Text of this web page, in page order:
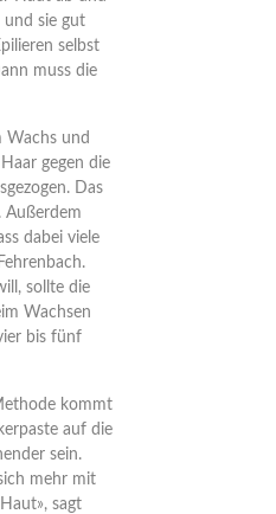
und sie gut
selbst
muss die
Wachs und
gegen die
Das
Außerdem
dabei viele
sollte die
Wachsen
bis fünf
kommt
auf die
sein.
mehr mit
sagt